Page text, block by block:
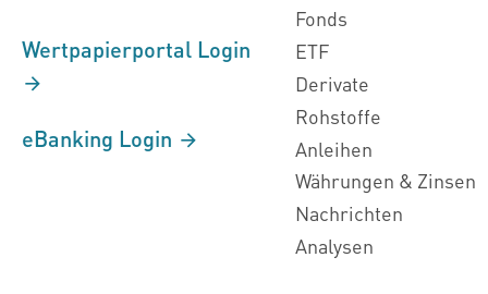
Wertpapierportal Login
eBanking Login
Fonds
ETF
Derivate
Rohstoffe
Anleihen
Währungen & Zinsen
Nachrichten
Analysen